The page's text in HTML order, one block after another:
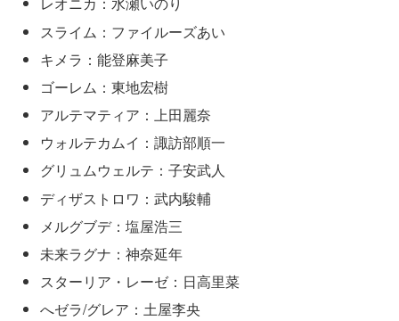
スライム：ファイルーズあい
キメラ：能登麻美子
ゴーレム：東地宏樹
アルテマティア：上田麗奈
ウォルテカムイ：諏訪部順一
グリュムウェルテ：子安武人
ディザストロワ：武内駿輔
メルグブデ：塩屋浩三
未来ラグナ：神奈延年
スターリア・レーゼ：日高里菜
へゼラ/グレア：土屋李央